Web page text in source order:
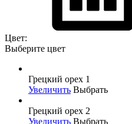
Цвет:
Выберите цвет
Грецкий орех 1
Увеличить Выбрать
Грецкий орех 2
Увеличить Выбрать